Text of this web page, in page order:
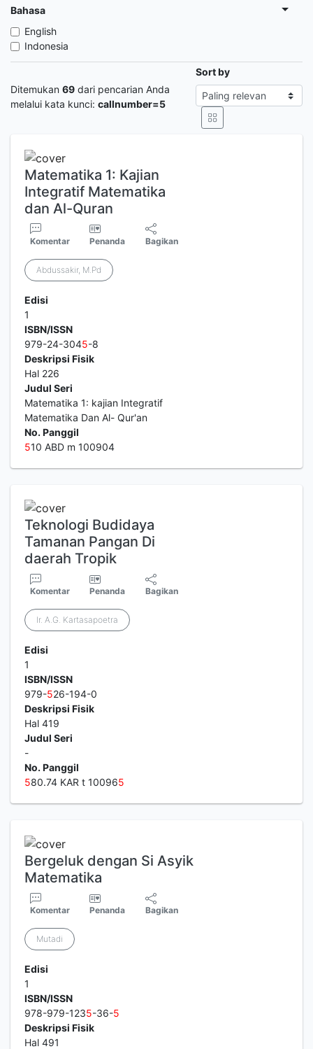
Bahasa
English
Indonesia
Ditemukan 69 dari pencarian Anda
melalui kata kunci: callnumber=5
Sort by
Matematika 1: Kajian
Integratif Matematika
dan Al-Quran
Komentar Penanda Bagikan
Abdussakir, M.Pd
Edisi
1
ISBN/ISSN
979-24-3045-8
Deskripsi Fisik
Hal 226
Judul Seri
Matematika 1: kajian Integratif
Matematika Dan Al- Qur'an
No. Panggil
510 ABD m 100904
Teknologi Budidaya
Tamanan Pangan Di
daerah Tropik
Komentar Penanda Bagikan
Ir. A.G. Kartasapoetra
Edisi
1
ISBN/ISSN
979-526-194-0
Deskripsi Fisik
Hal 419
Judul Seri
-
No. Panggil
580.74 KAR t 100965
Bergeluk dengan Si Asyik
Matematika
Komentar Penanda Bagikan
Mutadi
Edisi
1
ISBN/ISSN
978-979-1235-36-5
Deskripsi Fisik
Hal 491